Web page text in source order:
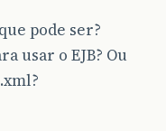
pode ser?
usar o EJB? Ou